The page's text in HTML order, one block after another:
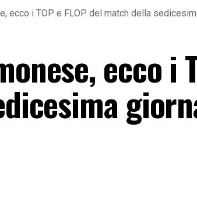
ecco i TOP e FLOP del match della
ecco i